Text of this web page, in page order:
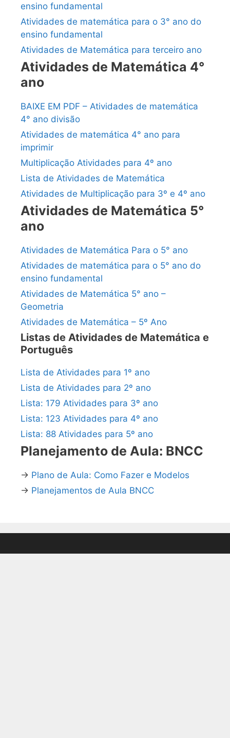
ensino fundamental
Atividades de matemática para o 3° ano do
ensino fundamental
Atividades de Matemática para terceiro ano
Atividades de Matemática 4°
ano
BAIXE EM PDF – Atividades de matemática
4° ano divisão
Atividades de matemática 4° ano para
imprimir
Multiplicação Atividades para 4º ano
Lista de Atividades de Matemática
Atividades de Multiplicação para 3º e 4º ano
Atividades de Matemática 5°
ano
Atividades de Matemática Para o 5° ano
Atividades de matemática para o 5° ano do
ensino fundamental
Atividades de Matemática 5° ano –
Geometria
Atividades de Matemática – 5º Ano
Listas de Atividades de Matemática e
Português
Lista de Atividades para 1º ano
Lista de Atividades para 2º ano
Lista: 179 Atividades para 3º ano
Lista: 123 Atividades para 4º ano
Lista: 88 Atividades para 5º ano
Planejamento de Aula: BNCC
→ Plano de Aula: Como Fazer e Modelos
→ Planejamentos de Aula BNCC